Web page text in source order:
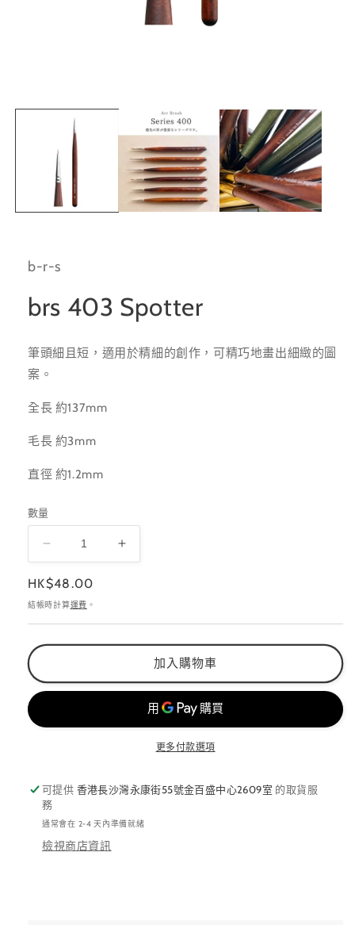
窗
檔
b-r-s
brs 403 Spotter
筆頭細且短，適用於精細的創作，可精巧地畫出細緻的圖
案。
全長 約137mm
毛長 約3mm
直徑 約1.2mm
數量
403
Spotter
數
量
減
brs
403
量
增
定
價
HK$48.00
結帳時計算運費 。
加入購物車
更多付款選項
可提供 香港長沙灣永康街55號金百盛中心2609室 的取貨服
務
通常會在 2-4 天內準備就緒
檢視商店資訊